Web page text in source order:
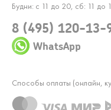
Будни: с 11 до 20, сб: 11 до
8 (495) 120-13-
WhatsApp
Способы оплаты (онлайн,